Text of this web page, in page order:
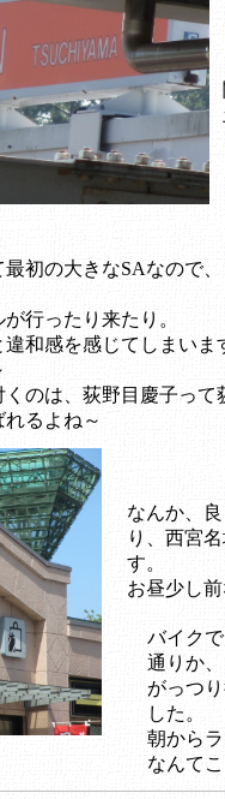
バイク
通りか
がっつ
した。
朝から
なんて
なんか、
り、西宮
す。
お昼少し
初の大きなSAなので
行ったり来たり。
和感を感じてしまいま
のは、荻野目慶子って
るよね～